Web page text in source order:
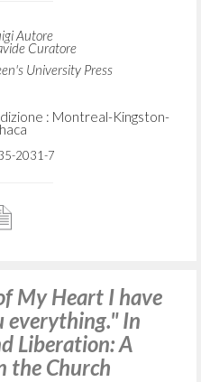
Autore
Curatore
University Press
: Montreal-Kingston-
2031-7
My Heart I have
everything." In
Liberation: A
the Church